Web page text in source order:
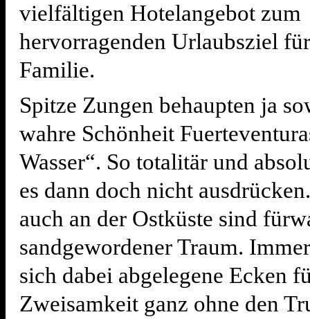
vielfältigen Hotelangebot zum
hervorragenden Urlaubsziel
Familie.
Spitze Zungen behaupten ja
wahre Schönheit
Wasser“. So totalitär und
es dann doch nicht
auch an der Ostküste sind
sandgewordener Traum.
sich dabei abgelegene Ecken
Zweisamkeit ganz ohne den